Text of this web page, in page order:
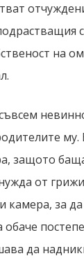
на
му.
защото
от
камера, за
да